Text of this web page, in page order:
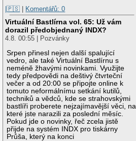
|🇵🇸 | Komentářů: 0
Virtuální Bastlírna vol. 65: Už vám
dorazil předobjednaný INDX?
4.8. 00:55 | Pozvánky
Srpen přinesl nejen další spalující
vedro, ale také Virtuální Bastlírnu s
neméně žhavými novinkami. Využijte
tedy předpovědi na deštivý čtvrteční
večer a od 20:00 se připojte online k
tomuto neformálnímu setkání kutilů,
techniků a vědců, kde se strahovskými
bastlíři proberete nejzajímavější věci, na
které jste narazili za poslední měsíc.
Pokud jde o novinky, řeč zcela jistě
přijde na systém INDX pro tiskárny
Průša, který na konci